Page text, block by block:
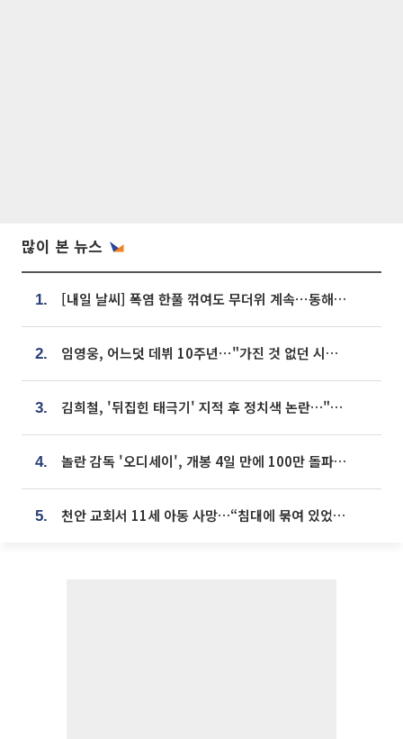
많이 본 뉴스
1. [내일 날씨] 폭염 한풀 꺾여도 무더위 계속⋯동해안 이틀 연속 비
2. 임영웅, 어느덧 데뷔 10주년⋯"가진 것 없던 시절, 내 앞엔 20명의 팬뿐"
3. 김희철, '뒤집힌 태극기' 지적 후 정치색 논란…"좌우 떠나 우리나라 국기"
4. 놀란 감독 '오디세이', 개봉 4일 만에 100만 돌파⋯'왕사남' 보다 빠르다
5. 천안 교회서 11세 아동 사망…“침대에 묶여 있었다” 진술 확보